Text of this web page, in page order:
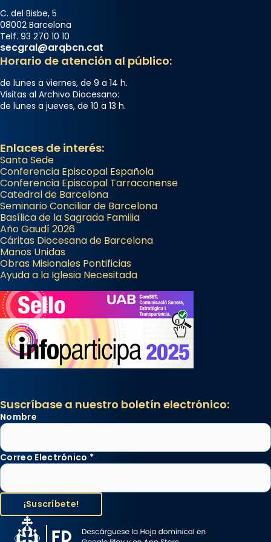
C. del Bisbe, 5
08002 Barcelona
Telf. 93 270 10 10
secgral@arqbcn.cat
Horario de atención al público:
de lunes a viernes, de 9 a 14 h.
Visitas al Archivo Diocesano:
de lunes a jueves, de 10 a 13 h.
Enlaces de interés:
Santa Sede
Conferencia Episcopal Española
Conferencia Episcopal Tarraconense
Catedral de Barcelona
Seminario Conciliar de Barcelona
Basílica de la Sagrada Familia
Año Gaudí 2026
Cáritas Diocesana de Barcelona
Manos Unidas
Obras Misionales Pontificias
Ayuda a la Iglesia Necesitada
Suscríbase a nuestro boletín electrónico:
Nombre
Correo Electrónico *